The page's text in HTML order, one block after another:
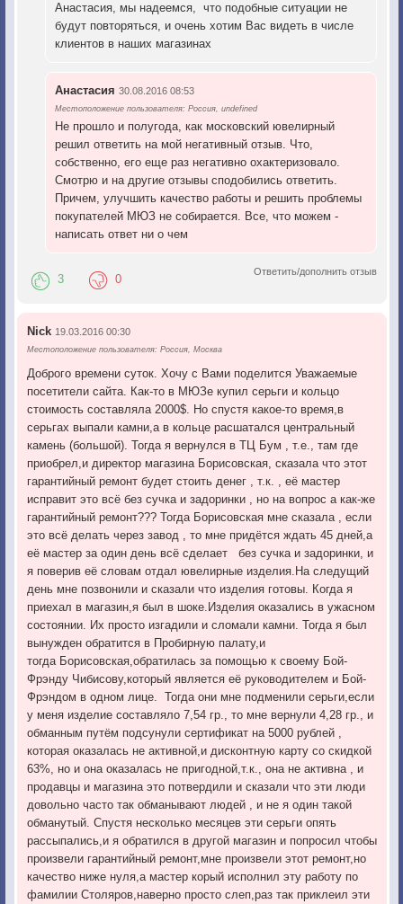
Анастасия, мы надеемся, что подобные ситуации не
будут повторяться, и очень хотим Вас видеть в числе
клиентов в наших магазинах
Анастасия 30.08.2016 08:53
Местоположение пользователя: Россия, undefined
Не прошло и полугода, как московский ювелирный
решил ответить на мой негативный отзыв. Что,
собственно, его еще раз негативно охактеризовало.
Смотрю и на другие отзывы сподобились ответить.
Причем, улучшить качество работы и решить проблемы
покупателей МЮЗ не собирается. Все, что можем -
написать ответ ни о чем
Ответить/дополнить отзыв
3 0
Nick 19.03.2016 00:30
Местоположение пользователя: Россия, Москва
Доброго времени суток. Хочу с Вами поделится Уважаемые
посетители сайта. Как-то в МЮЗе купил серьги и кольцо
стоимость составляла 2000$. Но спустя какое-то время,в
серьгах выпали камни,а в кольце расшатался центральный
камень (большой). Тогда я вернулся в ТЦ Бум , т.е., там где
приобрел,и директор магазина Борисовская, сказала что этот
гарантийный ремонт будет стоить денег , т.к. , её мастер
исправит это всё без сучка и задоринки , но на вопрос а как-же
гарантийный ремонт??? Тогда Борисовская мне сказала , если
это всё делать через завод , то мне придётся ждать 45 дней,а
её мастер за один день всё сделает без сучка и задоринки, и
я поверив её словам отдал ювелирные изделия.На следущий
день мне позвонили и сказали что изделия готовы. Когда я
приехал в магазин,я был в шоке.Изделия оказались в ужасном
состоянии. Их просто изгадили и сломали камни. Тогда я был
вынужден обратится в Пробирную палату,и
тогда Борисовская,обратилась за помощью к своему Бой-
Фрэнду Чибисову,который является её руководителем и Бой-
Фрэндом в одном лице. Тогда они мне подменили серьги,если
у меня изделие составляло 7,54 гр., то мне вернули 4,28 гр., и
обманным путём подсунули сертификат на 5000 рублей ,
которая оказалась не активной,и дисконтную карту со скидкой
63%, но и она оказалась не пригодной,т.к., она не активна , и
продавцы и магазина это потвердили и сказали что эти люди
довольно часто так обманывают людей , и не я один такой
обманутый. Спустя несколько месяцев эти серьги опять
рассыпались,и я обратился в другой магазин и попросил чтобы
произвели гарантийный ремонт,мне произвели этот ремонт,но
качество ниже нуля,а мастер корый исполнил эту работу по
фамилии Столяров,наверно просто слеп,раз так приклеил эти